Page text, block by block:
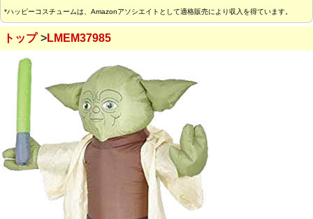
*ハッピーコスチュームは、Amazonアソシエイトとして適格販売により収入を得ています。
トップ LMEM37985